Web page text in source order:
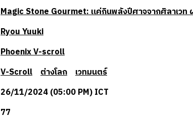
Magic Stone Gourmet: แค่กินพลังปีศาจจากศิลาเวท
Ryou Yuuki
Phoenix V-scroll
V-Scroll ต่างโลก เวทมนตร์
26/11/2024 (05:00 PM) ICT
77